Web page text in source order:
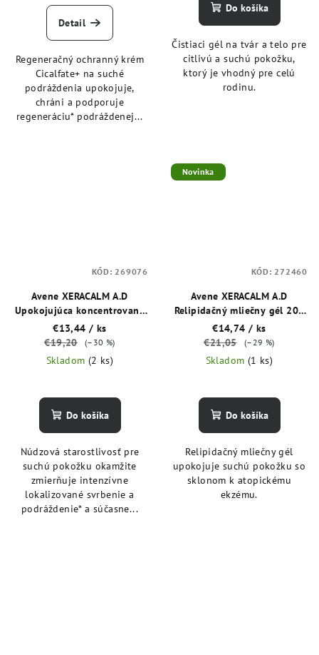
Detail
Regeneračný ochranný krém
Cicalfate+ na suché
podráždenia upokojuje,
chráni a podporuje
regeneráciu* podráždenej...
Do košíka
Čistiaci gél na tvár a telo pre
citlivú a suchú pokožku,
ktorý je vhodný pre celú
rodinu.
Avene XERACALM A.D
Upokojujúca koncentrovaná
starostlivosť pri atopii a
suchej koži sprevádzanej
€13,44/ ks
€19,20
(–30 %)
Skladom (2 ks)
Do košíka
Núdzová starostlivosť pre
suchú pokožku okamžite
zmierňuje intenzívne
lokalizované svrbenie a
podráždenie* a súčasne...
KÓD: 269076
Novinka
Avene XERACALM A.D
Relipidačný mliečny gél 200
ml
€14,74/ ks
€21,05
(–29 %)
Skladom (1 ks)
Do košíka
Relipidačný mliečny gél
upokojuje suchú pokožku so
sklonom k atopickému
ekzému.
KÓD: 272460